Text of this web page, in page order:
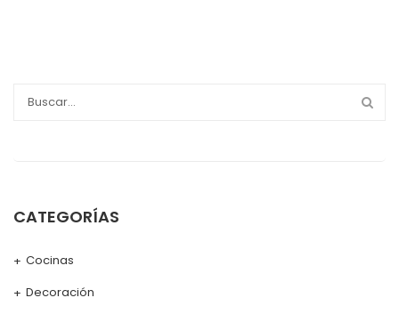
CATEGORÍAS
Cocinas
Decoración